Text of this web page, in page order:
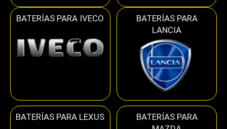
BATERÍAS PARA IVECO
BATERÍAS PARA
LANCIA
BATERÍAS PARA LEXUS
BATERÍAS PARA